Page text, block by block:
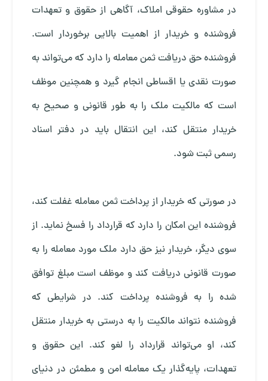
در مشاوره حقوقی املاک، آگاهی از حقوق و تعهدات
فروشنده و خریدار از اهمیت بالایی برخوردار است.
فروشنده حق دریافت ثمن معامله را دارد که می‌تواند به
صورت نقدی یا اقساطی انجام گیرد و همچنین موظف
است که مالکیت ملک را به طور قانونی و صحیح به
خریدار منتقل کند، این انتقال باید در دفتر اسناد
رسمی ثبت شود.
در صورتی که خریدار از پرداخت ثمن معامله غفلت کند،
فروشنده این امکان را دارد که قرارداد را فسخ نماید. از
سوی دیگر، خریدار نیز حق دارد ملک مورد معامله را به
صورت قانونی دریافت کند و موظف است مبلغ توافق
شده را به فروشنده پرداخت کند. در شرایطی که
فروشنده نتواند مالکیت را به درستی به خریدار منتقل
کند، او می‌تواند قرارداد را لغو کند. این حقوق و
تعهدات، پایه‌گذار یک معامله امن و مطمئن در دنیای